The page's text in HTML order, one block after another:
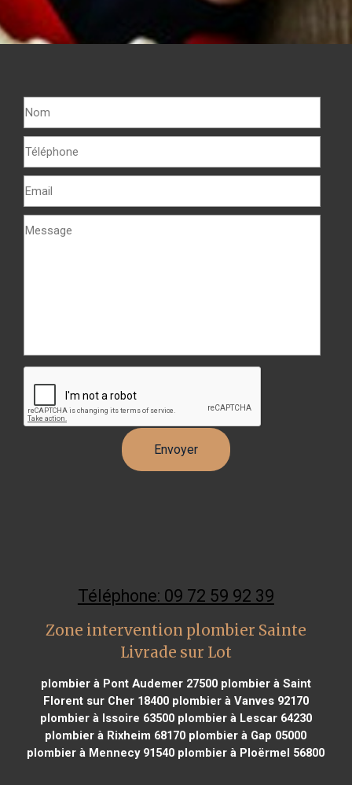
Téléphone: 09 72 59 92 39
Zone intervention plombier Sainte
Livrade sur Lot
plombier à Pont Audemer 27500plombier à Saint
Florent sur Cher 18400plombier à Vanves 92170
plombier à Issoire 63500plombier à Lescar 64230
plombier à Rixheim 68170 plombier à Gap 05000
plombier à Mennecy 91540 plombier à Ploërmel 56800